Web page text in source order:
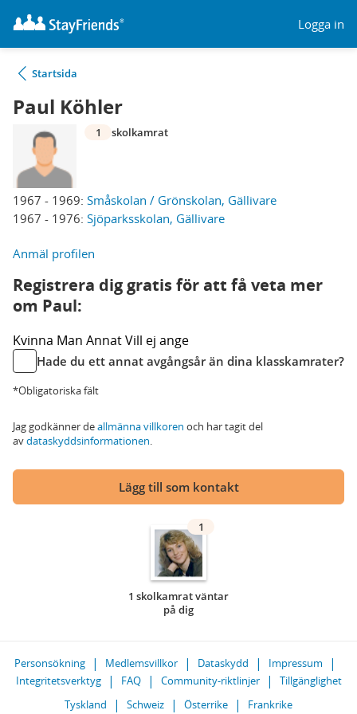
Logga in
Startsida
Paul Köhler
1967 - 1969: Småskolan / Grönskolan, Gällivare
1967 - 1976: Sjöparksskolan, Gällivare
1 skolkamrat
Anmäl profilen
Registrera dig gratis för att få veta mer
om Paul:
Kvinna Man AnnatVill ej ange
Hade du ett annat avgångsår än dina klasskamrater?
*Obligatoriska fält
Jag godkänner deallmänna villkoren och har tagit del
avdataskyddsinformationen.
Lägg till som kontakt
1
1 skolkamrat väntar
på dig
Personsökning Medlemsvillkor Dataskydd
Impressum
Integritetsverktyg
FAQ Community-riktlinjer
Tillgänglighet
Tyskland
Schweiz Österrike Frankrike